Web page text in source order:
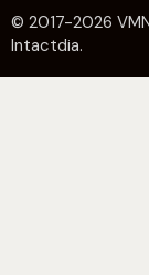
© 2017-2026
Intactdia.